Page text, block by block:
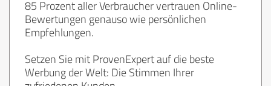
85 Prozent aller Verbraucher vertrauen Online-
Bewertungen genauso wie persönlichen
Empfehlungen.
Setzen Sie mit ProvenExpert auf die beste
Werbung der Welt: Die Stimmen Ihrer